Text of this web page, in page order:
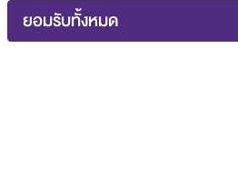
ยอมรับทั้งหมด